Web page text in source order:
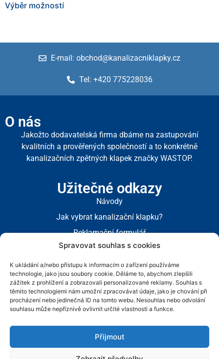
Spravovat souhlas s cookies
K ukládání a/nebo přístupu k informacím o zařízení používáme
technologie, jako jsou soubory cookie. Děláme to, abychom zlepšili
zážitek z prohlížení a zobrazovali personalizované reklamy. Souhlas s
těmito technologiemi nám umožní zpracovávat údaje, jako je chování při
procházení nebo jedinečná ID na tomto webu. Nesouhlas nebo odvolání
souhlasu může nepříznivě ovlivnit určité vlastnosti a funkce.
Přijmout
Výběr možností
E-mail: obchod@kanalizacniklapky.cz
Tel: +420 775228036
O nás
Jakožto dodavatelská firma dbáme na zastupování
kvalitních a prověřených společností a to konkrétně
kanalizačních zpětných klapek značky WASTOP.
Užitečné odkazy
Návody
Jak vybrat kanalizační klapku?
Reklamační formulář
Právní dokumenty
Obchodní podmínky
Zásady cookies
GDPR
Mapa stránek